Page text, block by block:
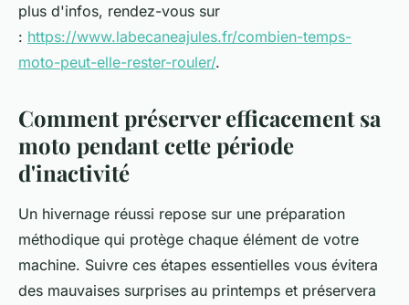
plus d'infos, rendez-vous sur
: https://www.labecaneajules.fr/combien-temps-
moto-peut-elle-rester-rouler/.
Comment préserver efficacement sa
moto pendant cette période
d'inactivité
Un hivernage réussi repose sur une préparation
méthodique qui protège chaque élément de votre
machine. Suivre ces étapes essentielles vous évitera
des mauvaises surprises au printemps et préservera